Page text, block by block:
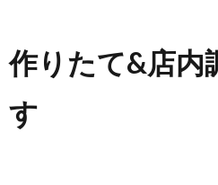
作りたて&店内
す